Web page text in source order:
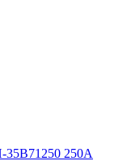
35В71250 250А